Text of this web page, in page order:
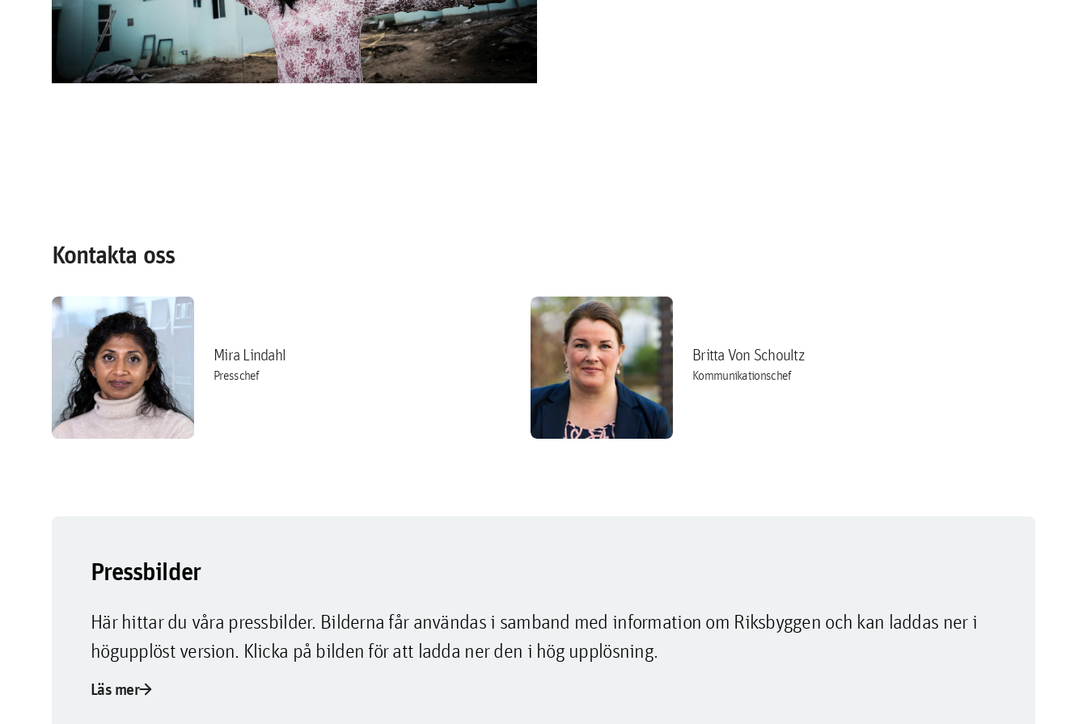
Kontakta oss
Mira Lindahl
Presschef
Britta Von Schoultz
Kommunikationschef
Pressbilder
Här hittar du våra pressbilder. Bilderna får användas i samband med information om Riksbyggen och kan laddas ner i
högupplöst version. Klicka på bilden för att ladda ner den i hög upplösning.
Läs merarrow_forward